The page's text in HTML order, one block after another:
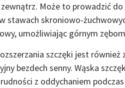
Może to prowadzić
stawach skroniowo-
umożliwiając górnym
szczęki jest
bezdech senny. Wąska
z oddychaniem